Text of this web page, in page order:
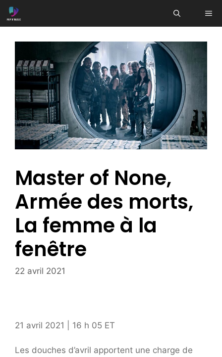
Aller
au
Master of None,
Armée des morts,
La femme à la
fenêtre
22 avril 2021
21 avril 2021 | 16 h 05 ET
Les douches d’avril apportent une charge de